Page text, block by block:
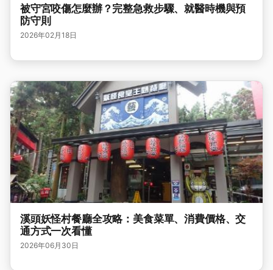
被守宮咬傷怎麼辦？完整急救步驟、就醫時機與預
防守則
2026年02月18日
溪頭妖怪村餐廳全攻略：美食菜單、消費價格、交
通方式一次看懂
2026年06月30日